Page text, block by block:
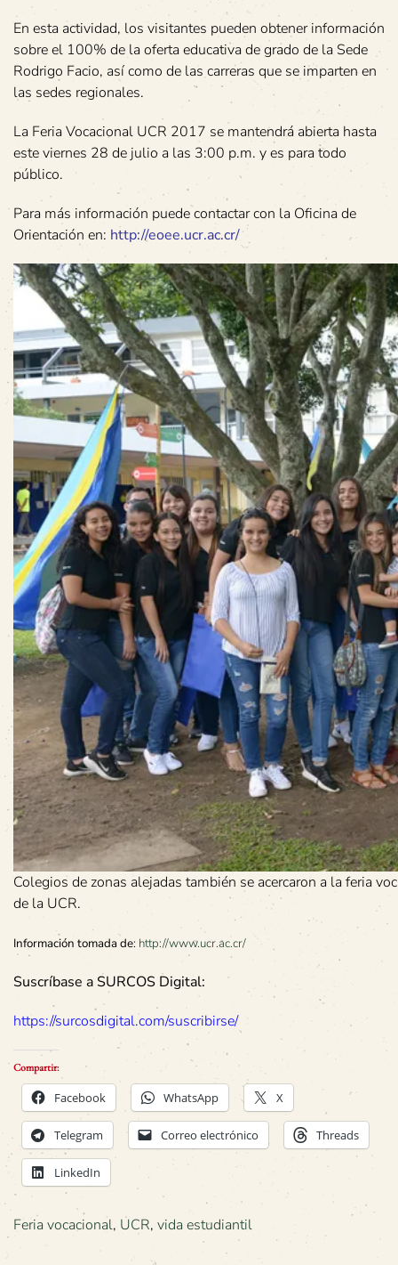
En esta actividad, los visitantes pueden obtener información
sobre el 100% de la oferta educativa de grado de la Sede
Rodrigo Facio, así como de las carreras que se imparten en
las sedes regionales.
La Feria Vocacional UCR 2017 se mantendrá abierta hasta
este viernes 28 de julio a las 3:00 p.m. y es para todo
público.
Para más información puede contactar con la Oficina de
Orientación en: http://eoee.ucr.ac.cr/
Colegios de zonas alejadas también se acercaron a la feria
de la UCR.
Información tomada de: http://www.ucr.ac.cr/
Suscríbase a SURCOS Digital:
https://surcosdigital.com/suscribirse/
Compartir:
Facebook WhatsApp X
Telegram Correo electrónico Threads
LinkedIn
Feria vocacional, UCR, vida estudiantil